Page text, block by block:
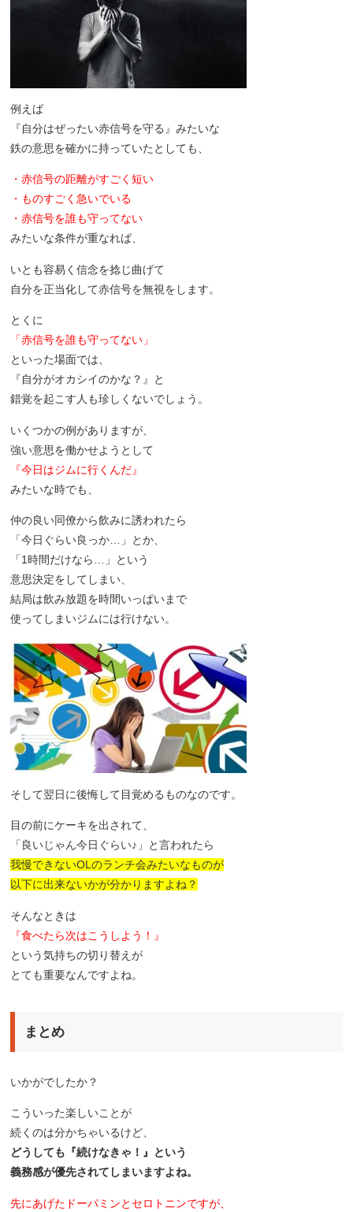
例えば
『自分はぜったい赤信号を守る』みたいな
鉄の意思を確かに持っていたとしても、
・赤信号の距離がすごく短い
・ものすごく急いでいる
・赤信号を誰も守ってない
みたいな条件が重なれば、
いとも容易く信念を捻じ曲げて
自分を正当化して赤信号を無視をします。
とくに
「赤信号を誰も守ってない」
といった場面では、
『自分がオカシイのかな？』と
錯覚を起こす人も珍しくないでしょう。
いくつかの例がありますが、
強い意思を働かせようとして
『今日はジムに行くんだ』
みたいな時でも、
仲の良い同僚から飲みに誘われたら
「今日ぐらい良っか…」とか、
「1時間だけなら…」という
意思決定をしてしまい、
結局は飲み放題を時間いっぱいまで
使ってしまいジムには行けない。
そして翌日に後悔して目覚めるものなのです。
目の前にケーキを出されて、
「良いじゃん今日ぐらい♪」と言われたら
我慢できないOLのランチ会みたいなものが
以下に出来ないかが分かりますよね？
そんなときは
『食べたら次はこうしよう！』
という気持ちの切り替えが
とても重要なんですよね。
まとめ
いかがでしたか？
こういった楽しいことが
続くのは分かちゃいるけど、
どうしても『続けなきゃ！』という
義務感が優先されてしまいますよね。
先にあげたドーパミンとセロトニンですが、